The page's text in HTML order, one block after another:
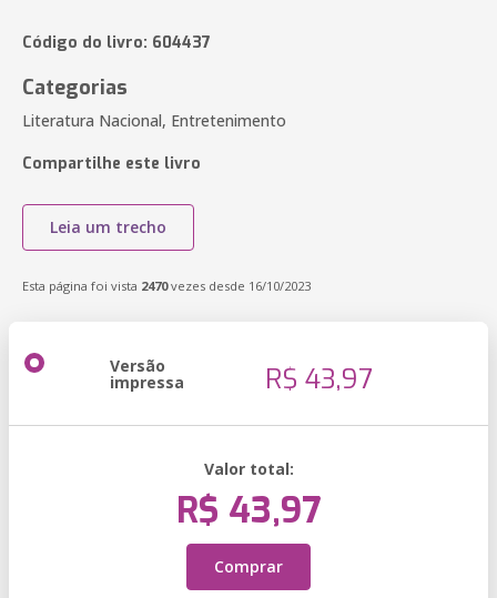
Código do livro: 604437
Categorias
Literatura Nacional, Entretenimento
Compartilhe este livro
Leia um trecho
Esta página foi vista 2470vezes desde 16/10/2023
Versão
impressa R$ 43,97
Valor total:
R$ 43,97
Comprar